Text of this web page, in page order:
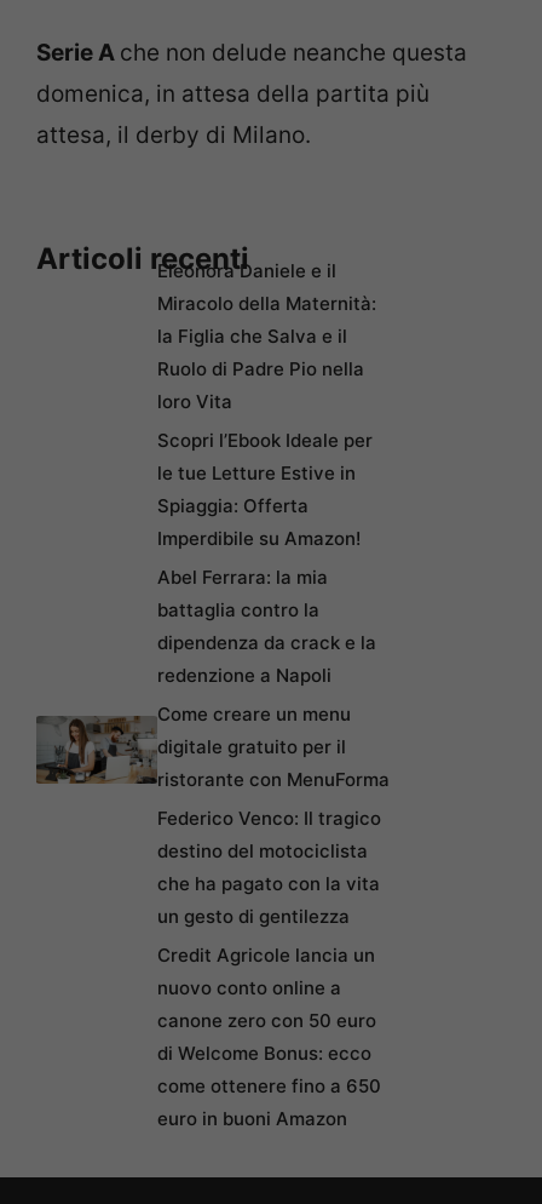
Serie A che non delude neanche questa
domenica, in attesa della partita più
attesa, il derby di Milano.
Articoli recentiEleonora Daniele e il
Miracolo della Maternità:
la Figlia che Salva e il
Ruolo di Padre Pio nella
loro Vita
Scopri l’Ebook Ideale per
le tue Letture Estive in
Spiaggia: Offerta
Imperdibile su Amazon!
Abel Ferrara: la mia
battaglia contro la
dipendenza da crack e la
redenzione a Napoli
Come creare un menu
digitale gratuito per il
ristorante con MenuForma
Federico Venco: Il tragico
destino del motociclista
che ha pagato con la vita
un gesto di gentilezza
Credit Agricole lancia un
nuovo conto online a
canone zero con 50 euro
di Welcome Bonus: ecco
come ottenere fino a 650
euro in buoni Amazon